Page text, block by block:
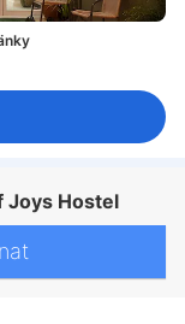
Joys Hostel